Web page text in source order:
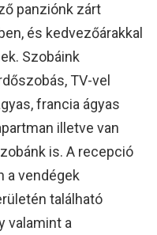
panziónk zárt
és kedvezőárakkal
Szobáink
TV-vel
francia ágyas
illetve van
is. A recepció
a vendégek
található
valamint a